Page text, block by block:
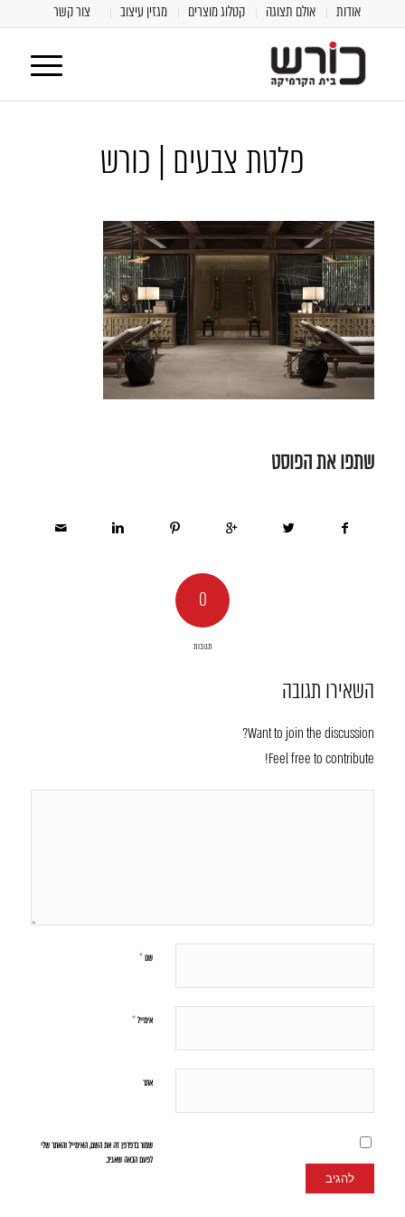
אודות אולם תצוגה קטלוג מוצרים מגזין עיצוב צור קשר
פלטת צבעים | כורש
שתפו את הפוסט
0
תגובות
השאירו תגובה
Want to join the discussion?
Feel free to contribute!
שם*
אימייל*
אתר
שמור בדפדפן זה את השם, האימייל והאתר שלי
לפעם הבאה שאגיב.